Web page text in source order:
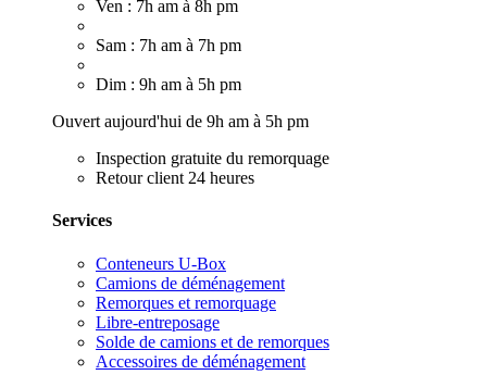
Ven : 7h am à 8h pm
Sam : 7h am à 7h pm
Dim : 9h am à 5h pm
Ouvert aujourd'hui de 9h am à 5h pm
Inspection gratuite du remorquage
Retour client 24 heures
Services
Conteneurs U-Box
Camions de déménagement
Remorques et remorquage
Libre-entreposage
Solde de camions et de remorques
Accessoires de déménagement